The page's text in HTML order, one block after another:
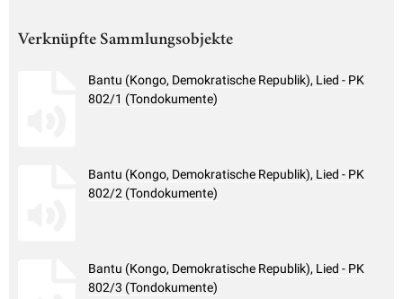
Verknüpfte Sammlungsobjekte
Bantu (Kongo, Demokratische Republik), Lied - PK
802/1 (Tondokumente)
Bantu (Kongo, Demokratische Republik), Lied - PK
802/2 (Tondokumente)
Bantu (Kongo, Demokratische Republik), Lied - PK
802/3 (Tondokumente)